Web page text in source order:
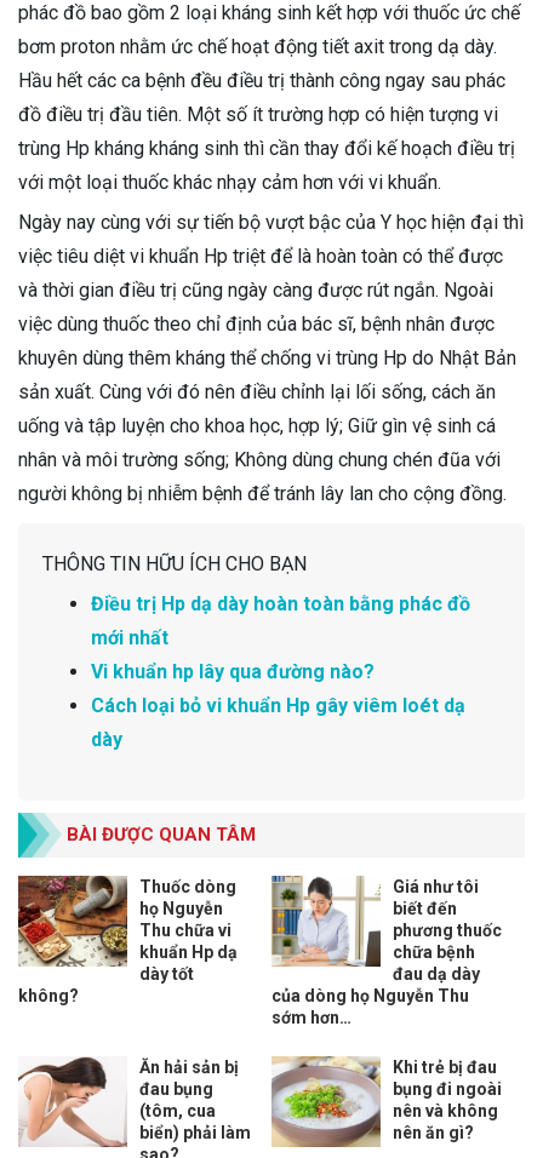
phác đồ bao gồm 2 loại kháng sinh kết hợp với thuốc ức chế
bơm proton nhằm ức chế hoạt động tiết axit trong dạ dày.
Hầu hết các ca bệnh đều điều trị thành công ngay sau phác
đồ điều trị đầu tiên. Một số ít trường hợp có hiện tượng vi
trùng Hp kháng kháng sinh thì cần thay đổi kế hoạch điều trị
với một loại thuốc khác nhạy cảm hơn với vi khuẩn.
Ngày nay cùng với sự tiến bộ vượt bậc của Y học hiện đại thì
việc tiêu diệt vi khuẩn Hp triệt để là hoàn toàn có thể được
và thời gian điều trị cũng ngày càng được rút ngắn. Ngoài
việc dùng thuốc theo chỉ định của bác sĩ, bệnh nhân được
khuyên dùng thêm kháng thể chống vi trùng Hp do Nhật Bản
sản xuất. Cùng với đó nên điều chỉnh lại lối sống, cách ăn
uống và tập luyện cho khoa học, hợp lý; Giữ gìn vệ sinh cá
nhân và môi trường sống; Không dùng chung chén đũa với
người không bị nhiễm bệnh để tránh lây lan cho cộng đồng.
THÔNG TIN HỮU ÍCH CHO BẠN
Điều trị Hp dạ dày hoàn toàn bằng phác đồ
mới nhất
Vi khuẩn hp lây qua đường nào?
Cách loại bỏ vi khuẩn Hp gây viêm loét dạ
dày
BÀI ĐƯỢC QUAN TÂM
Thuốc dòng
họ Nguyễn
Thu chữa vi
khuẩn Hp dạ
dày tốt
không?
Giá như tôi
biết đến
phương thuốc
chữa bệnh
đau dạ dày
của dòng họ Nguyễn Thu
sớm hơn…
Ăn hải sản bị
đau bụng
(tôm, cua
biển) phải làm
Khi trẻ bị đau
bụng đi ngoài
nên và không
nên ăn gì?